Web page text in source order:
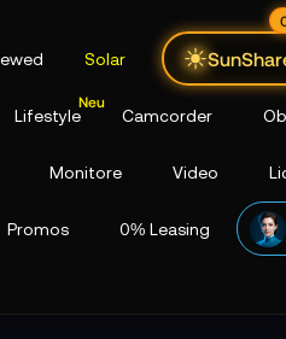
Solar
Lifestyle Camcorder
Monitore Video
Promos 0% Leasing